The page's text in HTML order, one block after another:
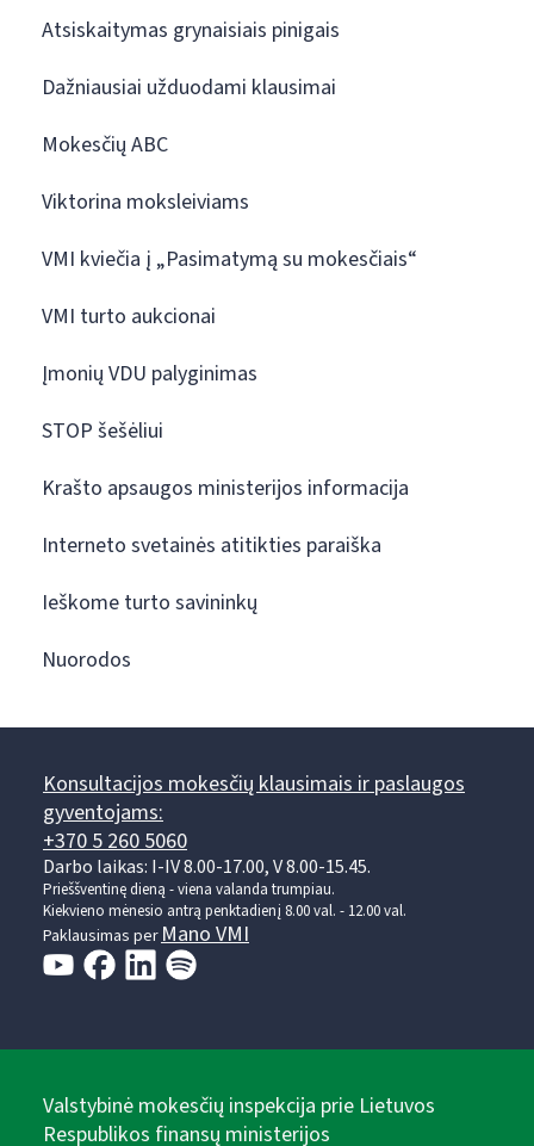
Atsiskaitymas grynaisiais pinigais
Dažniausiai užduodami klausimai
Mokesčių ABC
Viktorina moksleiviams
VMI kviečia į „Pasimatymą su mokesčiais“
VMI turto aukcionai
Įmonių VDU palyginimas
STOP šešėliui
Krašto apsaugos ministerijos informacija
Interneto svetainės atitikties paraiška
Ieškome turto savininkų
Nuorodos
Konsultacijos mokesčių klausimais ir paslaugos
gyventojams:
+370 5 260 5060
Darbo laikas: I-IV 8.00-17.00, V 8.00-15.45.
Prieššventinę dieną - viena valanda trumpiau.
Kiekvieno mėnesio antrą penktadienį 8.00 val. - 12.00 val.
Paklausimas perMano VMI
Valstybinė mokesčių inspekcija prie Lietuvos
Respublikos finansų ministerijos